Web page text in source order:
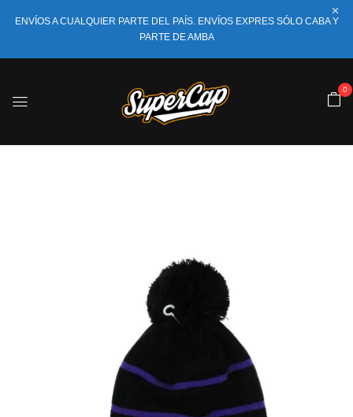
ENVÍOS A CUALQUIER PARTE DEL PAÍS. ENVÍOS EXPRES SÓLO CABA Y
PARTE DE AMBA
0